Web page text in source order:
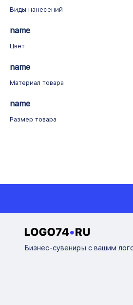
Виды нанесений
name
Цвет
name
Материал товара
name
Размер товара
Бизнес-сувениры с вашим